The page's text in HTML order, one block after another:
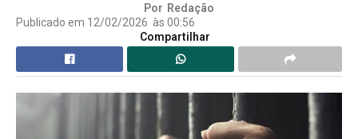
Por Redação
Publicado em 12/02/2026 às 00:56
Compartilhar